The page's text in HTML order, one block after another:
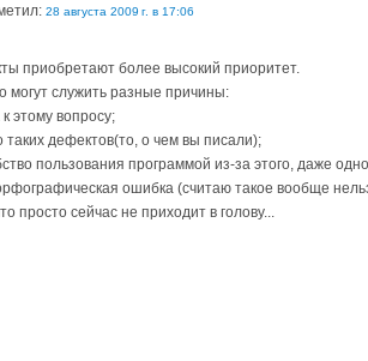
28 августа 2009 г. в 17:06
приобретают более высокий приоритет.
могут служить разные причины:
этому вопросу;
таких дефектов(то, о чем вы писали);
пользования программой из-за этого, даже
ошибка (считаю такое вообще
просто сейчас не приходит в голову...